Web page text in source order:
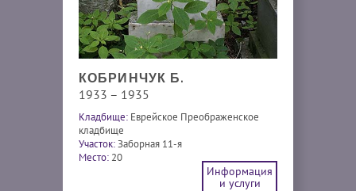
КОБРИНЧУК Б.
1933 – 1935
Кладбище: Еврейское Преображенское
кладбище
Участок:Заборная 11-я
Место: 20
Информация
и услуги